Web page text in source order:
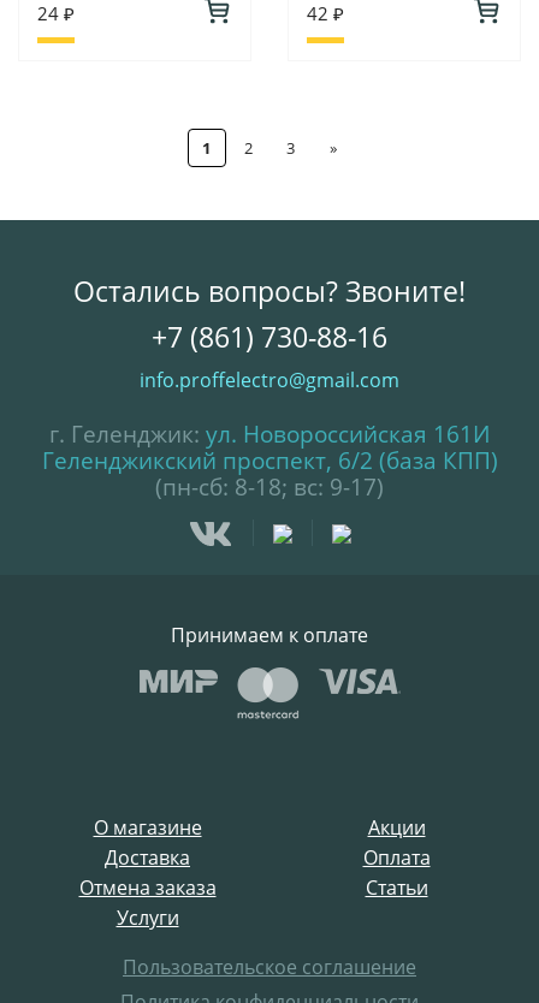
24 ₽ 42 ₽
1 2 3 »
О магазине
Акции
Доставка
Оплата
Отмена заказа
Статьи
Услуги
Пользовательское соглашение
Остались вопросы? Звоните!
+7 (861) 730-88-16
info.proffelectro@gmail.com
г. Геленджик: ул. Новороссийская 161И
Геленджикский проспект, 6/2 (база КПП)
(пн-сб: 8-18; вс: 9-17)
Принимаем к оплате